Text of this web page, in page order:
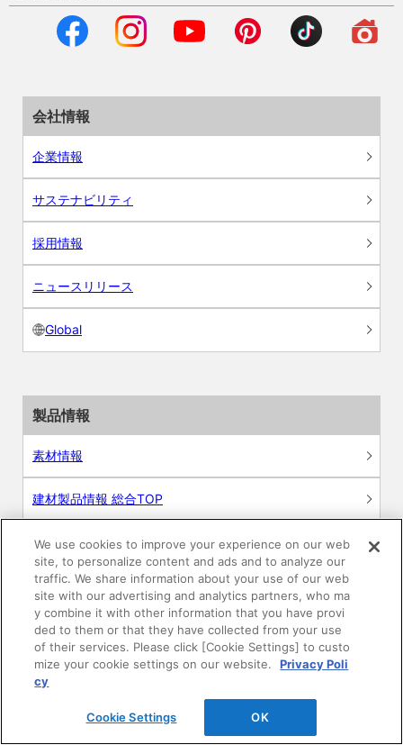
会社情報
企業情報
サステナビリティ
採用情報
ニュースリリース
Global
製品情報
素材情報
建材製品情報 総合TOP
住宅向け
公共・商業施設向け
リフォーム
エンジニアリング情報
DAIKEN WEB SHOP
We use cookies to improve your experience on our web
site, to personalize content and ads and to analyze our
traffic. We share information about your use of our web
site with our advertising and analytics partners, who ma
y combine it with other information that you have provi
ded to them or that they have collected from your use
of their services. Please click [Cookie Settings] to custo
mize your cookie settings on our website.
Privacy Poli
cy
Cookie Settings OK